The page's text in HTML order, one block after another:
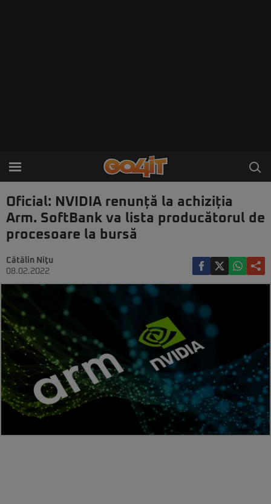
Oficial: NVIDIA renunță la achiziția
Arm. SoftBank va lista producătorul de
procesoare la bursă
Cătălin Niţu
08.02.2022